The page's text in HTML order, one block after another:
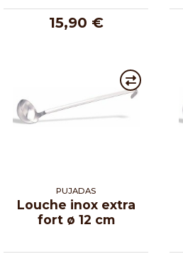
15,90 €
PUJADAS
Louche inox extra
fort ø 12 cm